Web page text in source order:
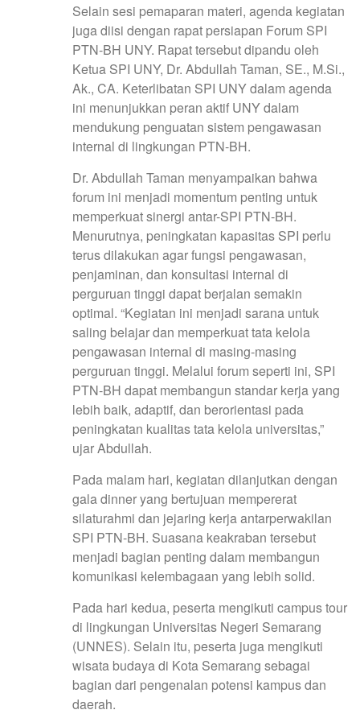
Selain sesi pemaparan materi, agenda kegiatan
juga diisi dengan rapat persiapan Forum SPI
PTN-BH UNY. Rapat tersebut dipandu oleh
Ketua SPI UNY, Dr. Abdullah Taman, SE., M.Si.,
Ak., CA. Keterlibatan SPI UNY dalam agenda
ini menunjukkan peran aktif UNY dalam
mendukung penguatan sistem pengawasan
internal di lingkungan PTN-BH.
Dr. Abdullah Taman menyampaikan bahwa
forum ini menjadi momentum penting untuk
memperkuat sinergi antar-SPI PTN-BH.
Menurutnya, peningkatan kapasitas SPI perlu
terus dilakukan agar fungsi pengawasan,
penjaminan, dan konsultasi internal di
perguruan tinggi dapat berjalan semakin
optimal. “Kegiatan ini menjadi sarana untuk
saling belajar dan memperkuat tata kelola
pengawasan internal di masing-masing
perguruan tinggi. Melalui forum seperti ini, SPI
PTN-BH dapat membangun standar kerja yang
lebih baik, adaptif, dan berorientasi pada
peningkatan kualitas tata kelola universitas,”
ujar Abdullah.
Pada malam hari, kegiatan dilanjutkan dengan
gala dinner yang bertujuan mempererat
silaturahmi dan jejaring kerja antarperwakilan
SPI PTN-BH. Suasana keakraban tersebut
menjadi bagian penting dalam membangun
komunikasi kelembagaan yang lebih solid.
Pada hari kedua, peserta mengikuti campus tour
di lingkungan Universitas Negeri Semarang
(UNNES). Selain itu, peserta juga mengikuti
wisata budaya di Kota Semarang sebagai
bagian dari pengenalan potensi kampus dan
daerah.